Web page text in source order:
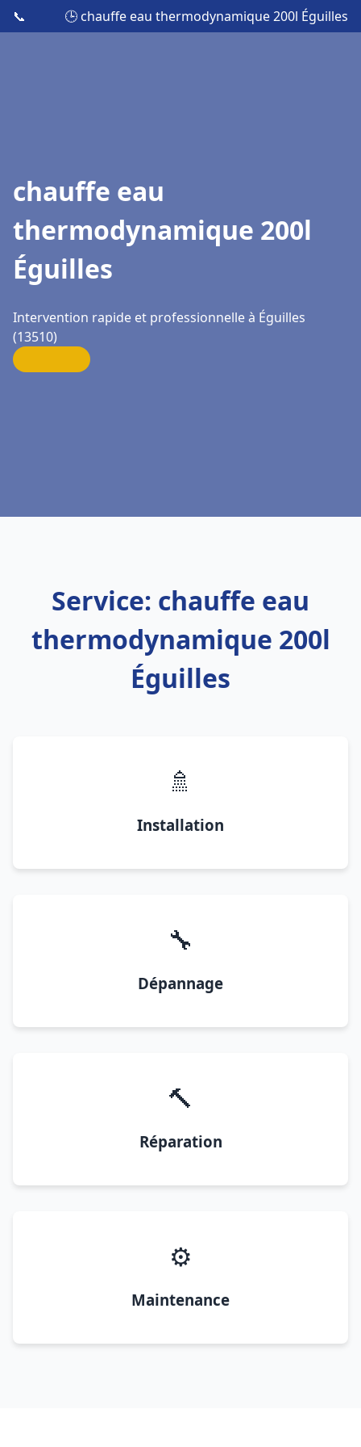
📞 🕒 chauffe eau thermodynamique 200l Éguilles
chauffe eau
thermodynamique 200l
Éguilles
Intervention rapide et professionnelle à Éguilles
(13510)
Service: chauffe eau
thermodynamique 200l
Éguilles
🚿
Installation
🔧
Dépannage
🔨
Réparation
⚙️
Maintenance